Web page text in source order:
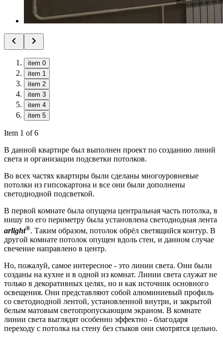
item 0
item 1
item 2
item 3
item 4
item 5
Item 1 of 6
В данной квартире был выполнен проект по созданию линий
света и организации подсветки потолков.
Во всех частях квартиры были сделаны многоуровневые
потолки из гипсокартона и все они были дополнены
светодиодной подсветкой.
В первой комнате была опущена центральная часть потолка, в
нишу по его периметру была установлена светодиодная лента
arlight®. Таким образом, потолок обрёл светящийся контур. В
другой комнате потолок опущен вдоль стен, и данном случае
свечение направлено в центр.
Но, пожалуй, самое интересное - это линии света. Они были
созданы на кухне и в одной из комнат. Линии света служат не
только в декоративных целях, но и как источник основного
освещения. Они представляют собой алюминиевый профиль
со светодиодной лентой, установленной внутри, и закрытой
белым матовым светопропускающим экраном. В комнате
линии света выглядят особенно эффектно - благодаря
переходу с потолка на стену без стыков они смотрятся цельно.